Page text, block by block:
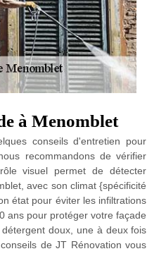
à Menomblet
conseils d'entretien pour
recommandons de vérifier
visuel permet de détecter
avec son climat {spécificité
état pour éviter les infiltrations
ans pour protéger votre façade
doux, une à deux fois
de JT Rénovation vous